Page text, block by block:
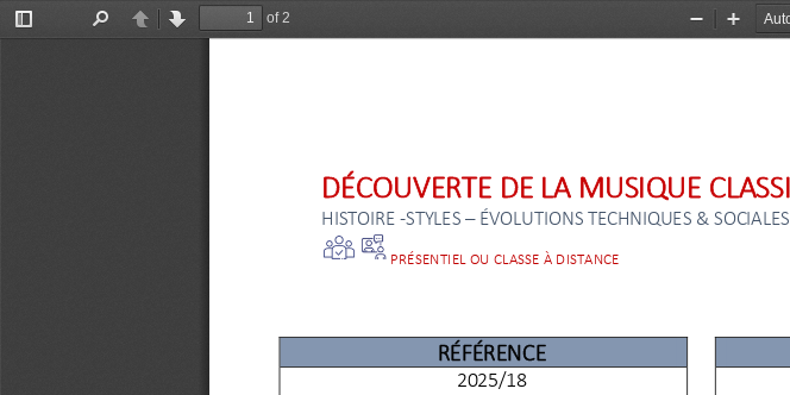
Toggle
PreviousNext
of 2
Zoom
Zoom
DÉCOUVERTE DE LA MUSIQUE
HISTOIRE -STYLES – ÉVOLUTIONS TECHNIQUES &
PRÉSENTIEL OU CLASSE À DISTANCE
RÉFÉRENCE
2025/18